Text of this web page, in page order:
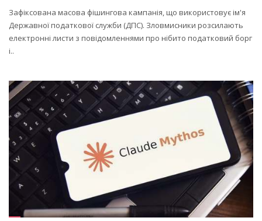
Зафіксована масова фішингова кампанія, що використовує ім'я
Державної податкової служби (ДПС). Зловмисники розсилають
електронні листи з повідомленнями про нібито податковий борг
і..